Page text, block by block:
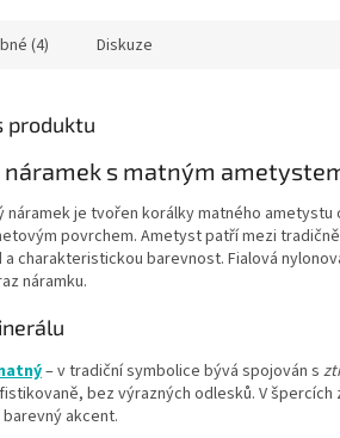
(4) Diskuze
produktu
náramek s matným
náramek je tvořen korálky matného
povrchem. Ametyst patří mezi
charakteristickou barevnost. Fialová
náramku.
– v tradiční symbolice bývá spojován s
bez výrazných odlesků. V
akcent.